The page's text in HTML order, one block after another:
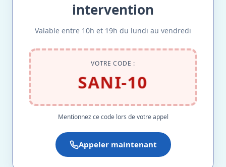
intervention
Valable entre 10h et 19h du lundi au vendredi
VOTRE CODE :
SANI-10
Mentionnez ce code lors de votre appel
Appeler maintenant